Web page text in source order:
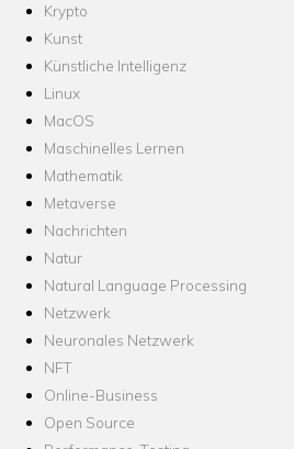
Krypto
Kunst
Künstliche Intelligenz
Linux
MacOS
Maschinelles Lernen
Mathematik
Metaverse
Nachrichten
Natur
Natural Language Processing
Netzwerk
Neuronales Netzwerk
NFT
Online-Business
Open Source